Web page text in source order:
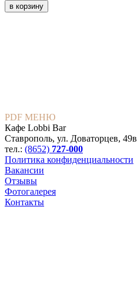
PDF МЕНЮ
Кафе Lobbi Bar
Ставрополь, ул. Доваторцев, 49в
тел.: (8652) 727-000
Политика конфиденциальности
Вакансии
Отзывы
Фотогалерея
Контакты